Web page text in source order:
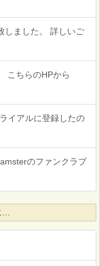
しました。 詳しいご
こちらのHPから
イアルに登録したの
のファンクラブ